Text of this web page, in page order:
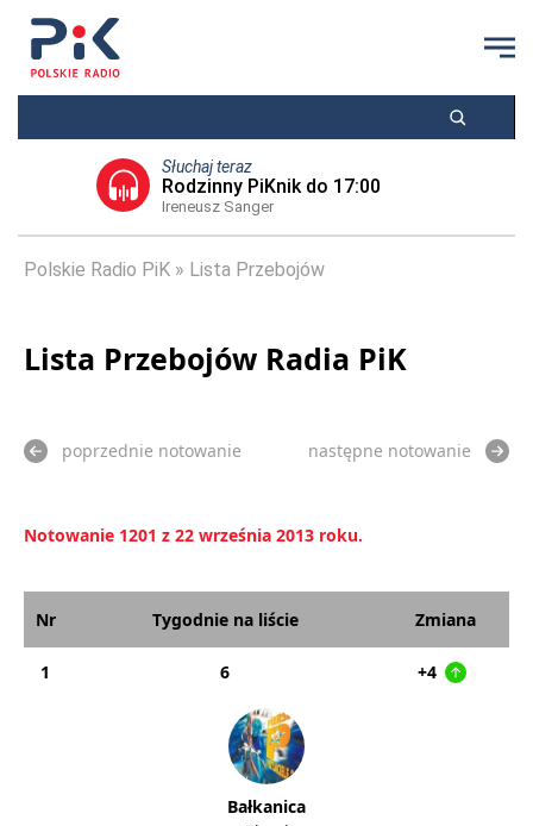
Słuchaj teraz
Rodzinny PiKnik do 17:00
Ireneusz Sanger
Polskie Radio PiK Lista Przebojów
Lista Przebojów Radia PiK
poprzednie notowanie następne notowanie
Notowanie 1201 z 22 września 2013 roku.
Nr Tygodnie na liście Zmiana
1 6 +4
Bałkanica